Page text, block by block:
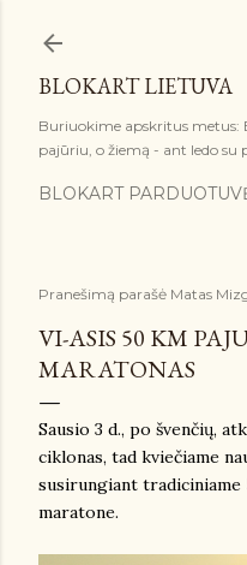
BLOKART LIETUVA
Buriuokime apskritus metus:
pajūriu, o žiemą - ant ledo su
BLOKART
Pranešimą parašė Matas
VI-ASIS 50 KM
MARATONAS
Sausio 3 d., po švenčių,
ciklonas, tad kviečiame
susirungiant
maratone.